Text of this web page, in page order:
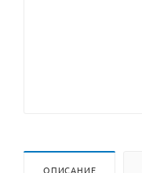
ОПИСАНИЕ